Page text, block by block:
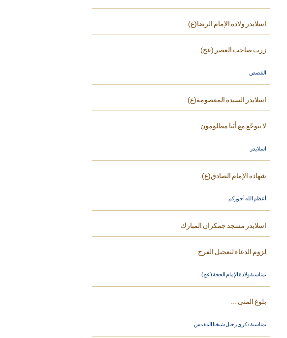
اسلايدر ولادة الإمام الرضا(ع)
زرت صاحب العصر (عج) ...
القصص
اسلايدر السيدة المعصومة(ع)
لا نتوجّع مع أنّنا مظلومون
اسلايدر
شهادة الإمام الصادق(ع)
أعظم الله أجوركم
اسلايدر مسجد جمكران المبارك
لزوم الدعاء لتعجيل الفرج
بمناسبة ولادة الإمام الحجة (عج)
بلوغ المنى ...
بمناسبة ذكرى رحيل شيخنا المقدس